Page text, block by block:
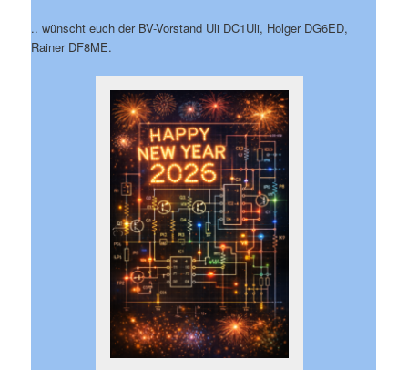
.. wünscht euch der BV-Vorstand Uli DC1Uli, Holger DG6ED,
Rainer DF8ME.